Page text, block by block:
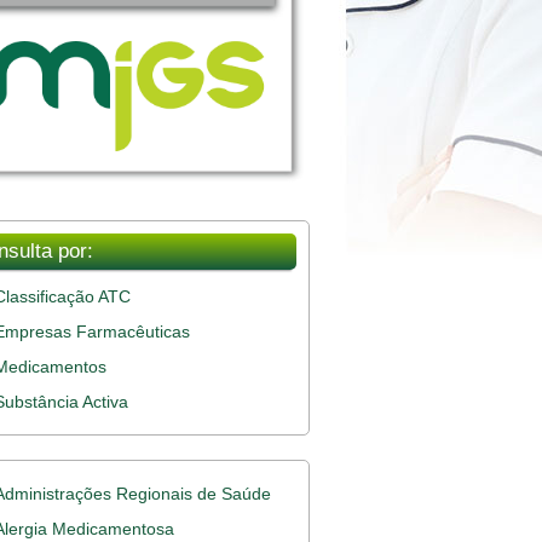
por:
ATC
Farmacêuticas
Activa
Regionais de Saúde
Medicamentosa